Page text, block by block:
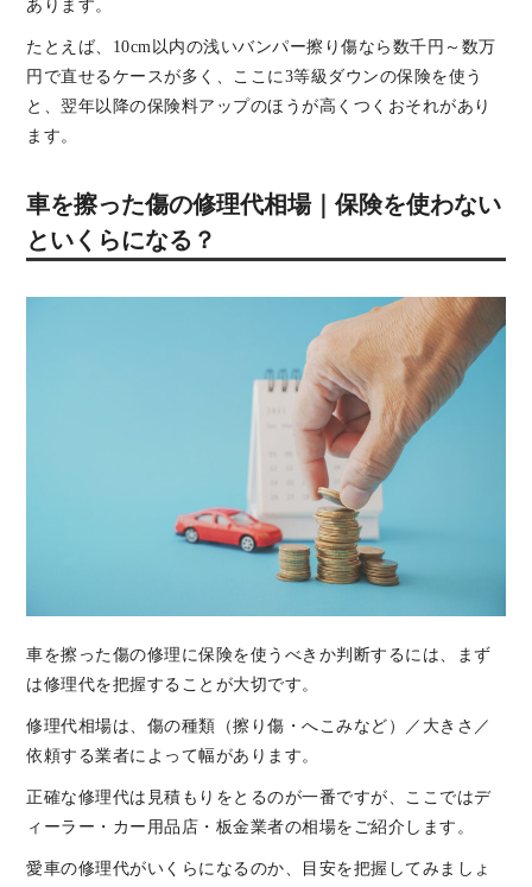
あります。
たとえば、10cm以内の浅いバンパー擦り傷なら数千円～数万
円で直せるケースが多く、ここに3等級ダウンの保険を使う
と、翌年以降の保険料アップのほうが高くつくおそれがあり
ます。
車を擦った傷の修理代相場｜保険を使わない
といくらになる？
車を擦った傷の修理に保険を使うべきか判断するには、まず
は修理代を把握することが大切です。
修理代相場は、傷の種類（擦り傷・へこみなど）／大きさ／
依頼する業者によって幅があります。
正確な修理代は見積もりをとるのが一番ですが、ここではデ
ィーラー・カー用品店・板金業者の相場をご紹介します。
愛車の修理代がいくらになるのか、目安を把握してみましょ